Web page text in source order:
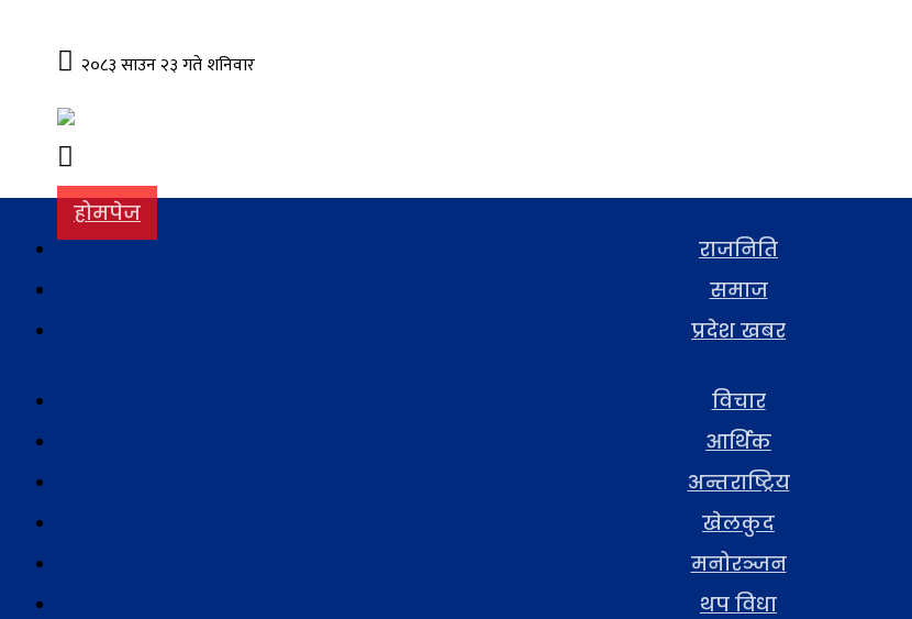
२०८३ साउन २३ गते शनिवार
होमपेज
राजनिति
समाज
प्रदेश खबर
विचार
आर्थिक
अन्तराष्ट्रिय
खेलकुद
मनोरञ्जन
थप विधा